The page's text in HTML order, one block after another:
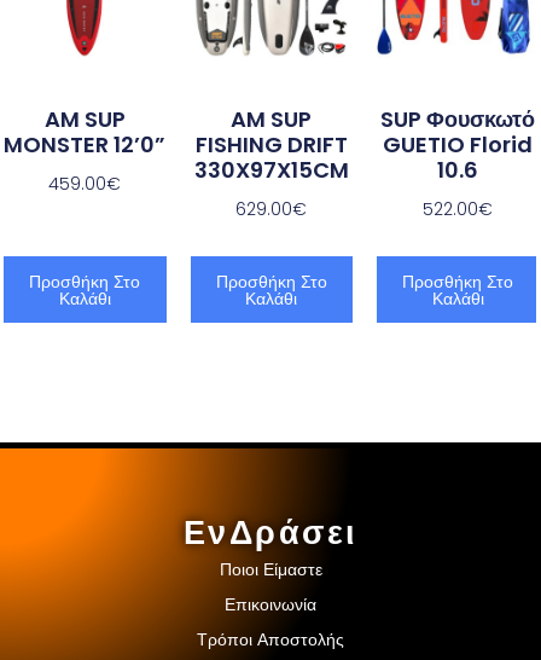
AM SUP
MONSTER 12’0”
459.00€
Προσθήκη Στο
Καλάθι
AM SUP
FISHING DRIFT
330X97X15CM
629.00€
Προσθήκη Στο
Καλάθι
SUP Φουσκωτό
GUETIO Florid
10.6
522.00€
Προσθήκη Στο
Καλάθι
ΕνΔράσει
Ποιοι Είμαστε
Επικοινωνία
Τρόποι Αποστολής